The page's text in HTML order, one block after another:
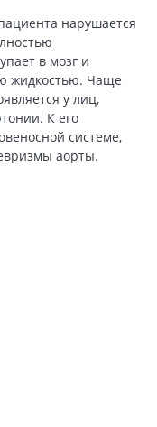
нарушается
в мозг и
жидкостью. Чаще
у лиц,
К его
системе,
аорты.